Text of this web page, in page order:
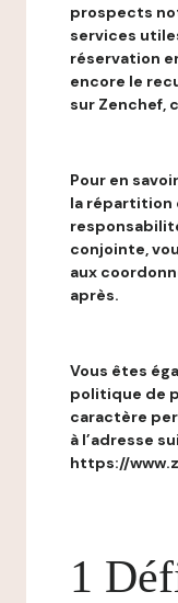
prospects
services
réservation
encore le
sur Zenchef,
Pour en
la répartition
conjointe,
aux
après.
Vous êtes
politique de
caractère
à l’adresse
https://
1